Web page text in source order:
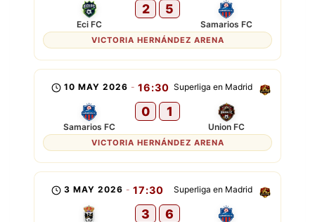
Eci FC
2 5
Samarios FC
VICTORIA HERNÁNDEZ ARENA
Superliga en Madrid
10 MAY 2026 - 16:30
Samarios FC
0 1
Union FC
VICTORIA HERNÁNDEZ ARENA
Superliga en Madrid
3 MAY 2026 - 17:30
3 6